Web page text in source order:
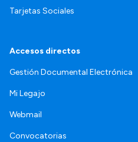
Tarjetas Sociales
Accesos directos
Gestión Documental Electrónica
Mi Legajo
Webmail
Convocatorias